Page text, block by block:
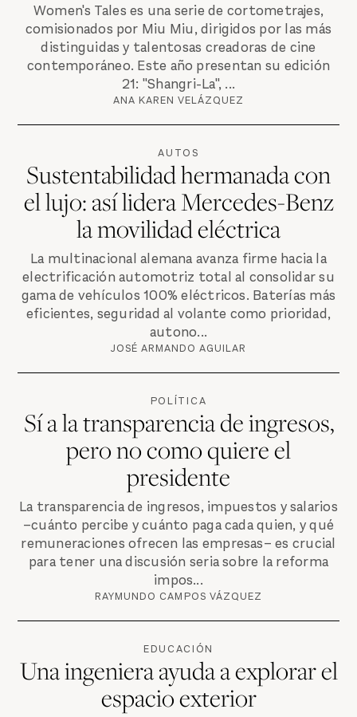
Women's Tales es una serie de cortometrajes,
comisionados por Miu Miu, dirigidos por las más
distinguidas y talentosas creadoras de cine
contemporáneo. Este año presentan su edición
21: "Shangri-La", ...
ANA KAREN VELÁZQUEZ
AUTOS
Sustentabilidad hermanada con
el lujo: así lidera Mercedes-Benz
la movilidad eléctrica
La multinacional alemana avanza firme hacia la
electrificación automotriz total al consolidar su
gama de vehículos 100% eléctricos. Baterías más
eficientes, seguridad al volante como prioridad,
autono...
JOSÉ ARMANDO AGUILAR
POLÍTICA
Sí a la transparencia de ingresos,
pero no como quiere el
presidente
La transparencia de ingresos, impuestos y salarios
–cuánto percibe y cuánto paga cada quien, y qué
remuneraciones ofrecen las empresas– es crucial
para tener una discusión seria sobre la reforma
impos...
RAYMUNDO CAMPOS VÁZQUEZ
EDUCACIÓN
Una ingeniera ayuda a explorar el
espacio exterior